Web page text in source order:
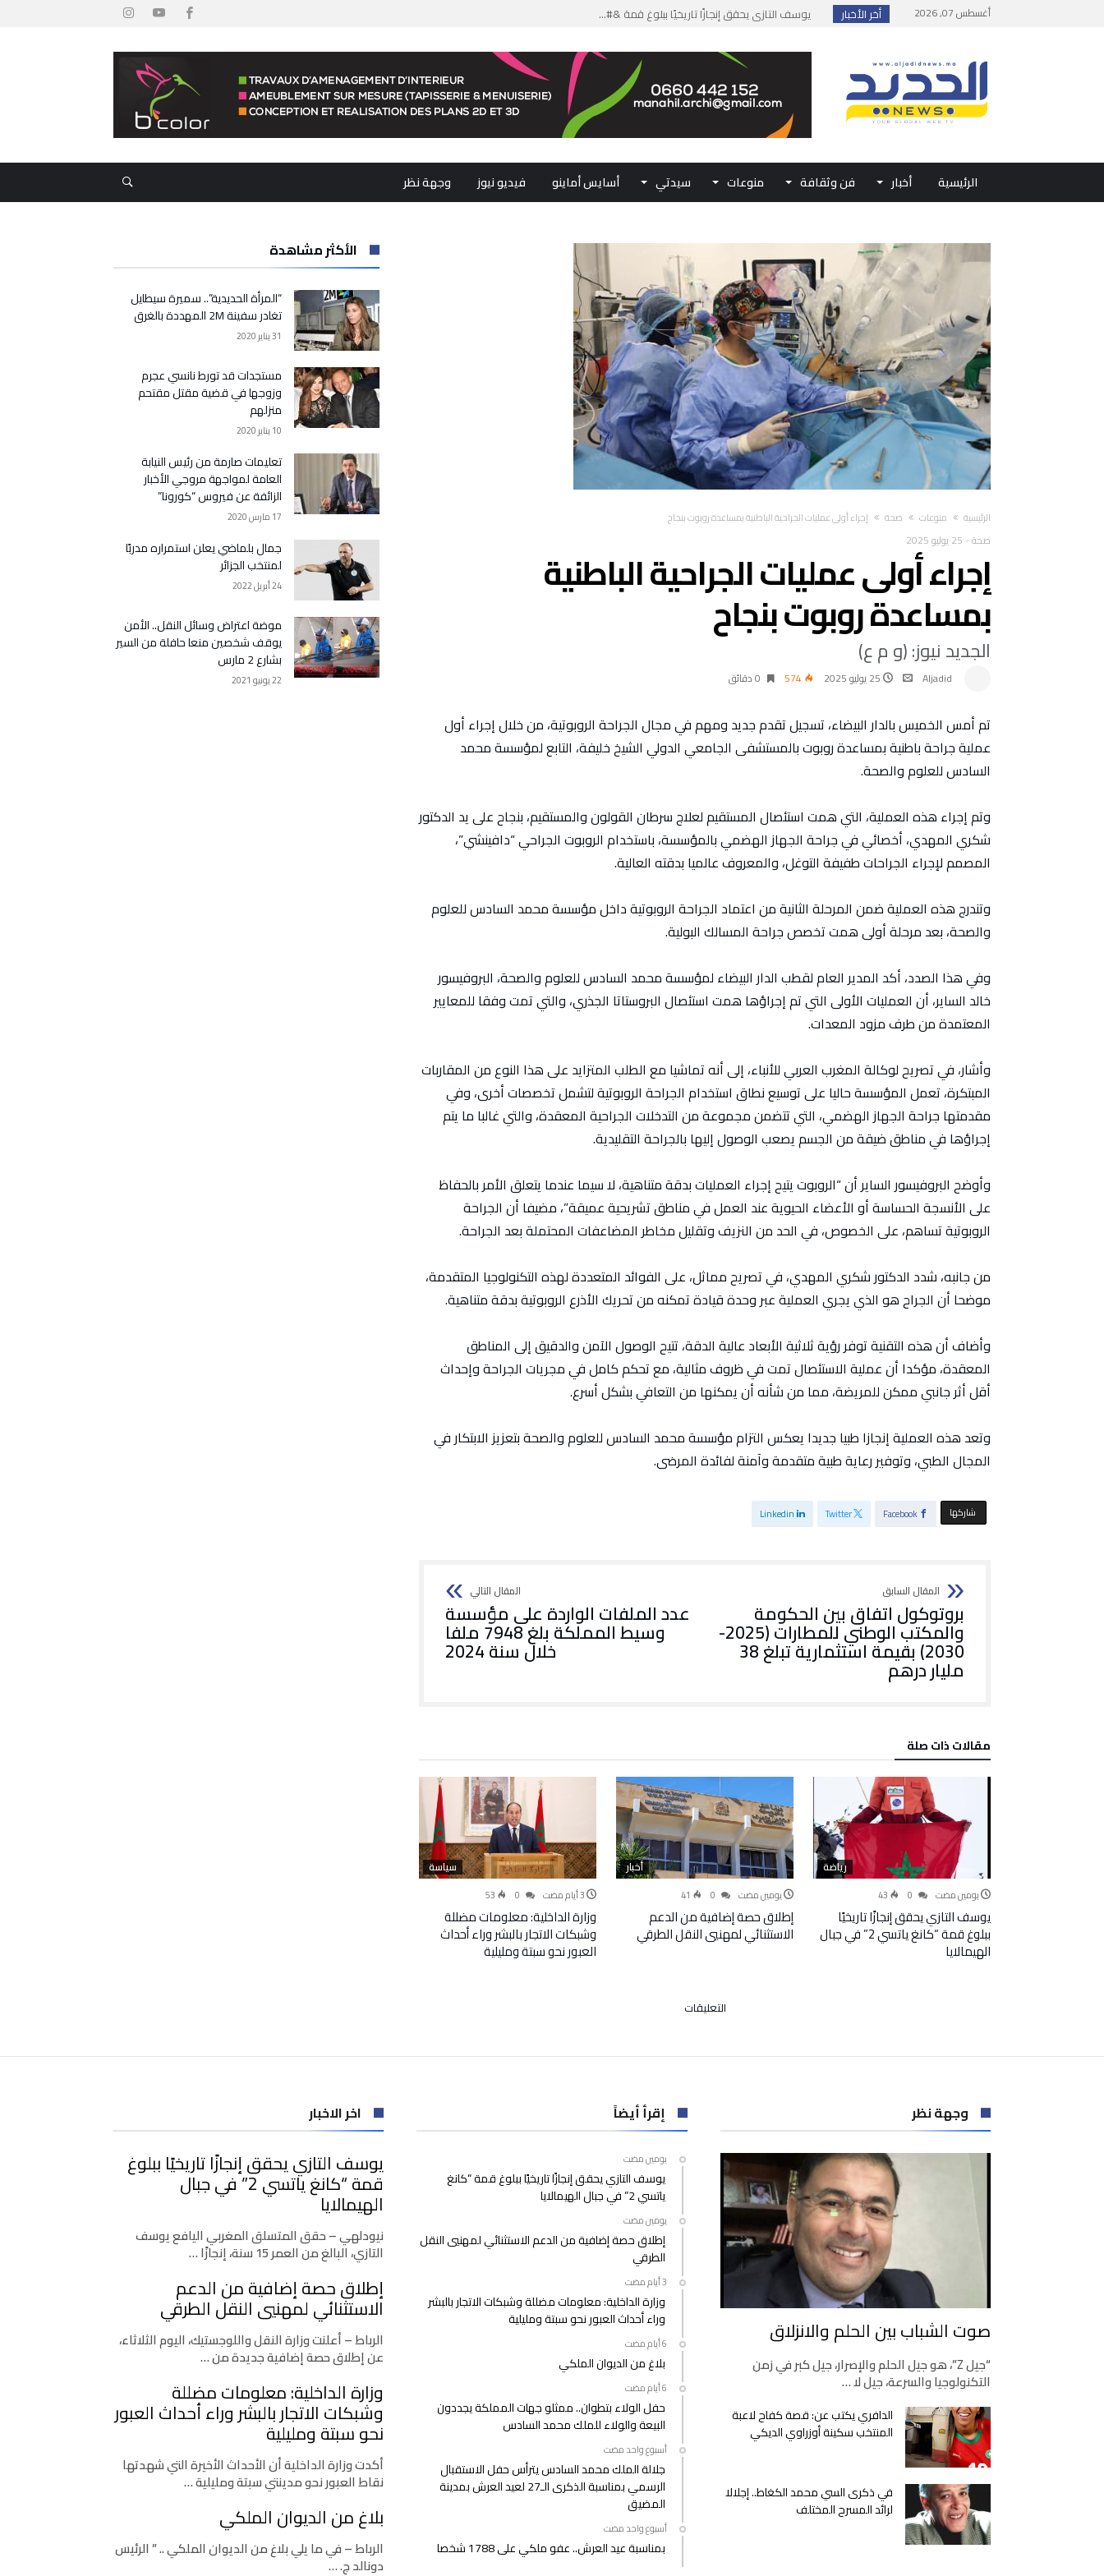
أغسطس 07, 2026 أخر الأخبار
إطلاق حصة إضافية من الدعم الاستثنائي لمهنيي ال...
بلاغ من الديوان الملكي...
حفل الولاء بتطوان.. ممثلو جهات المملكة يجددون ...
الرئيسية أخبار فن وثقافة منوعات سيدتي أسايس أماينو فيديو نيوز وجهة نظر
‫الرئيسية‬ منوعات صحة إجراء أولى عمليات الجراحية الباطنية بمساعدة روبوت بنجاح
صحة- 25 يوليو 2025
إجراء أولى عمليات الجراحية الباطنية
بمساعدة روبوت بنجاح
الجديد نيوز: (و م ع)
Aljadid 25 يوليو 2025 574 0 ‫دقائق‬
تم أمس الخميس بالدار البيضاء، تسجيل تقدم جديد ومهم في مجال الجراحة الروبوتية، من خلال إجراء أول
عملية جراحة باطنية بمساعدة روبوت بالمستشفى الجامعي الدولي الشيخ خليفة، التابع لمؤسسة محمد
السادس للعلوم والصحة.
وتم إجراء هذه العملية، التي همت استئصال المستقيم لعلاج سرطان القولون والمستقيم، بنجاح على يد الدكتور
شكري المهدي، أخصائي في جراحة الجهاز الهضمي بالمؤسسة، باستخدام الروبوت الجراحي “دافينشي”،
المصمم لإجراء الجراحات طفيفة التوغل، والمعروف عالميا بدقته العالية.
وتندرج هذه العملية ضمن المرحلة الثانية من اعتماد الجراحة الروبوتية داخل مؤسسة محمد السادس للعلوم
والصحة، بعد مرحلة أولى همت تخصص جراحة المسالك البولية.
وفي هذا الصدد، أكد المدير العام لقطب الدار البيضاء لمؤسسة محمد السادس للعلوم والصحة، البروفيسور
خالد الساير، أن العمليات الأولى التي تم إجراؤها همت استئصال البروستاتا الجذري، والتي تمت وفقا للمعايير
المعتمدة من طرف مزود المعدات.
وأشار، في تصريح لوكالة المغرب العربي للأنباء، إلى أنه تماشيا مع الطلب المتزايد على هذا النوع من المقاربات
المبتكرة، تعمل المؤسسة حاليا على توسيع نطاق استخدام الجراحة الروبوتية لتشمل تخصصات أخرى، وفي
مقدمتها جراحة الجهاز الهضمي، التي تتضمن مجموعة من التدخلات الجراحية المعقدة، والتي غالبا ما يتم
إجراؤها في مناطق ضيقة من الجسم يصعب الوصول إليها بالجراحة التقليدية.
وأوضح البروفيسور الساير أن “الروبوت يتيح إجراء العمليات بدقة متناهية، لا سيما عندما يتعلق الأمر بالحفاظ
على الأنسجة الحساسة أو الأعضاء الحيوية عند العمل في مناطق تشريحية عميقة”، مضيفا أن الجراحة
الروبوتية تساهم، على الخصوص، في الحد من النزيف وتقليل مخاطر المضاعفات المحتملة بعد الجراحة.
من جانبه، شدد الدكتور شكري المهدي، في تصريح مماثل، على الفوائد المتعددة لهذه التكنولوجيا المتقدمة،
موضحا أن الجراح هو الذي يجري العملية عبر وحدة قيادة تمكنه من تحريك الأذرع الروبوتية بدقة متناهية.
وأضاف أن هذه التقنية توفر رؤية ثلاثية الأبعاد عالية الدقة، تتيح الوصول الآمن والدقيق إلى المناطق
المعقدة، مؤكدا أن عملية الاستئصال تمت في ظروف مثالية، مع تحكم كامل في مجريات الجراحة وإحداث
أقل أثر جانبي ممكن للمريضة، مما من شأنه أن يمكنها من التعافي بشكل أسرع.
وتعد هذه العملية إنجازا طبيا جديدا يعكس التزام مؤسسة محمد السادس للعلوم والصحة بتعزيز الابتكار في
المجال الطبي، وتوفير رعاية طبية متقدمة وآمنة لفائدة المرضى.
‫‫ شاركها‬ Facebook
Twitter
Linkedin
بروتوكول اتفاق بين الحكومة
والمكتب الوطني للمطارات (2025-
2030) بقيمة استثمارية تبلغ 38
مليار درهم
عدد الملفات الواردة على مؤسسة
وسيط المملكة بلغ 7948 ملفا
خلال سنة 2024
‫مقالات ذات صلة‬
رياضة
‫‫‫‏‫يومين مضت‬ 43
يوسف التازي يحقق إنجازًا تاريخيًا
ببلوغ قمة “كانغ ياتسي 2” في جبال
الهيمالايا
أخبار
‫‫‫‏‫يومين مضت‬ 41
إطلاق حصة إضافية من الدعم
الاستثنائي لمهنيي النقل الطرقي
سياسة
53
وزارة الداخلية: معلومات مضللة
وشبكات الاتجار بالبشر وراء أحداث
العبور نحو سبتة ومليلية
التعليقات
عمليات
بمساعدة
روبوت
مغلقة
الأكثر مشاهدة
“المرأة الحديدية”.. سميرة سيطايل
تغادر سفينة 2M المهددة بالغرق
31 يناير 2020
مستجدات قد تورط نانسي عجرم
وزوجها في قضية مقتل مقتحم
منزلهم
10 يناير 2020
تعليمات صارمة من رئيس النيابة
العامة لمواجهة مروجي الأخبار
الزائفة عن فيروس “كورونا”
17 مارس 2020
جمال بلماضي يعلن استمراره مدربًا
لمنتخب الجزائر
24 أبريل 2022
موضة اعتراض وسائل النقل.. الأمن
يوقف شخصين منعا حافلة من السير
بشارع 2 مارس
22 يونيو 2021
وجهة نظر
صوت الشباب بين الحلم والانزلاق
“جيل Z”، هو جيل الحلم والإصرار، جيل كبر في زمن
التكنولوجيا والسرعة، جيل لا …
الدافري يكتب عن: قصة كفاح لاعبة
المنتخب سكينة أوزراوي الديكي
في ذكرى السي محمد الكغاط.. إجلالا
لرائد المسرح المختلف
إقرأ أيضاً
‫‫‫‏‫يومين مضت‬
يوسف التازي يحقق إنجازًا تاريخيًا ببلوغ قمة “كانغ
ياتسي 2” في جبال الهيمالايا
‫‫‫‏‫يومين مضت‬
إطلاق حصة إضافية من الدعم الاستثنائي لمهنيي النقل
الطرقي
وزارة الداخلية: معلومات مضللة وشبكات الاتجار بالبشر
وراء أحداث العبور نحو سبتة ومليلية
بلاغ من الديوان الملكي
حفل الولاء بتطوان.. ممثلو جهات المملكة يجددون
البيعة والولاء للملك محمد السادس
‫‫‫‏‫أسبوع واحد مضت‬
جلالة الملك محمد السادس يترأس حفل الاستقبال
الرسمي بمناسبة الذكرى الـ27 لعيد العرش بمدينة
المضيق
‫‫‫‏‫أسبوع واحد مضت‬
بمناسبة عيد العرش.. عفو ملكي على 1788 شخصا
اخر الاخبار
يوسف التازي يحقق إنجازًا تاريخيًا ببلوغ
قمة “كانغ ياتسي 2” في جبال
الهيمالايا
نيودلهي – حقق المتسلق المغربي اليافع يوسف
التازي، البالغ من العمر 15 سنة، إنجازًا …
إطلاق حصة إضافية من الدعم
الاستثنائي لمهنيي النقل الطرقي
الرباط – أعلنت وزارة النقل واللوجستيك، اليوم الثلاثاء،
عن إطلاق حصة إضافية جديدة من …
وزارة الداخلية: معلومات مضللة
وشبكات الاتجار بالبشر وراء أحداث العبور
نحو سبتة ومليلية
أكدت وزارة الداخلية أن الأحداث الأخيرة التي شهدتها
نقاط العبور نحو مدينتي سبتة ومليلية …
بلاغ من الديوان الملكي
الرباط – في ما يلي بلاغ من الديوان الملكي .. ” الرئيس
دونالد ج. …